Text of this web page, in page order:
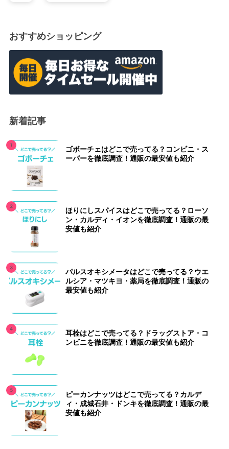
おすすめショッピング
新着記事
ゴボーチェはどこで売ってる？コンビニ・ス
ーパーを徹底調査！通販の最安値も紹介
ほりにしスパイスはどこで売ってる？ローソ
ン・カルディ・イオンを徹底調査！通販の最
安値も紹介
パルスオキシメータはどこで売ってる？ウエ
ルシア・マツキヨ・薬局を徹底調査！通販の
最安値も紹介
耳栓はどこで売ってる？ドラッグストア・コ
ンビニを徹底調査！通販の最安値も紹介
ピーカンナッツはどこで売ってる？カルデ
ィ・成城石井・ドンキを徹底調査！通販の最
安値も紹介